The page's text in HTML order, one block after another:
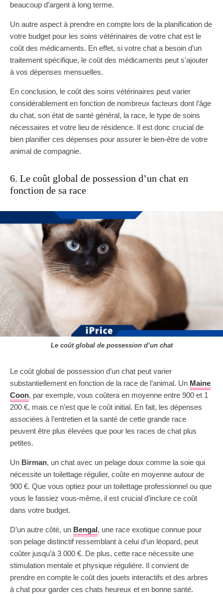
beaucoup d’argent à long terme.
Un autre aspect à prendre en compte lors de la planification de
votre budget pour les soins vétérinaires de votre chat est le
coût des médicaments. En effet, si votre chat a besoin d’un
traitement spécifique, le coût des médicaments peut s’ajouter
à vos dépenses mensuelles.
En conclusion, le coût des soins vétérinaires peut varier
considérablement en fonction de nombreux facteurs dont l’âge
du chat, son état de santé général, la race, le type de soins
nécessaires et votre lieu de résidence. Il est donc crucial de
bien planifier ces dépenses pour assurer le bien-être de votre
animal de compagnie.
6. Le coût global de possession d’un chat en
fonction de sa race
Le coût global de possession d’un chat
Le coût global de possession d’un chat peut varier
substantiellement en fonction de la race de l’animal. Un Maine
Coon, par exemple, vous coûtera en moyenne entre 900 et 1
200 €, mais ce n’est que le coût initial. En fait, les dépenses
associées à l’entretien et la santé de cette grande race
peuvent être plus élevées que pour les races de chat plus
petites.
Un Birman, un chat avec un pelage doux comme la soie qui
nécessite un toilettage régulier, coûte en moyenne autour de
900 €. Que vous optiez pour un toilettage professionnel ou que
vous le fassiez vous-même, il est crucial d’inclure ce coût
dans votre budget.
D’un autre côté, un Bengal, une race exotique connue pour
son pelage distinctif ressemblant à celui d’un léopard, peut
coûter jusqu’à 3 000 €. De plus, cette race nécessite une
stimulation mentale et physique régulière. Il convient de
prendre en compte le coût des jouets interactifs et des arbres
à chat pour garder ces chats heureux et en bonne santé.